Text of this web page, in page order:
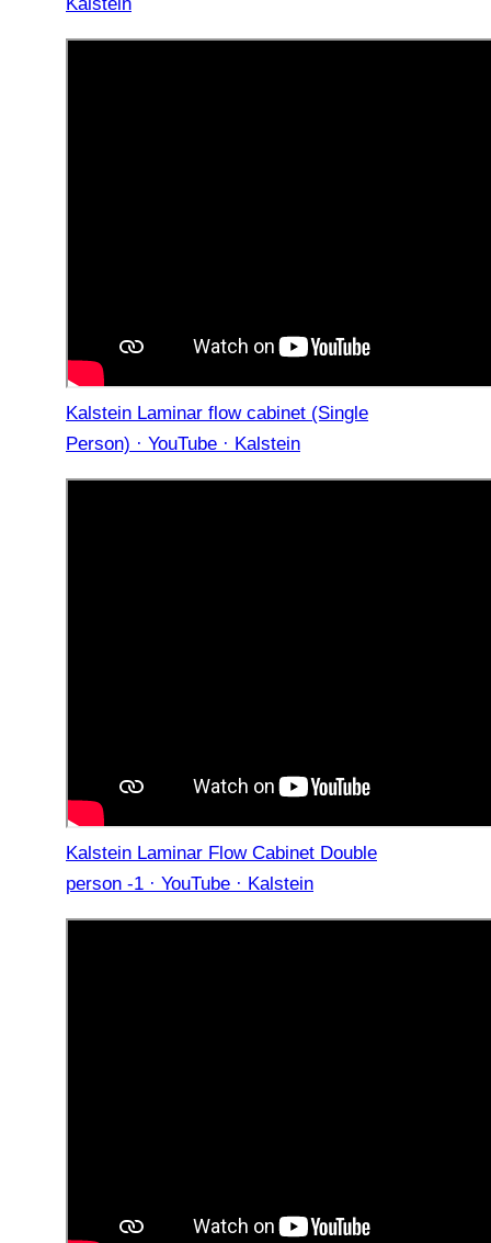
Kalstein Laminar flow cabinet (Single
Person) · YouTube · Kalstein
Kalstein Laminar Flow Cabinet Double
person -1 · YouTube · Kalstein